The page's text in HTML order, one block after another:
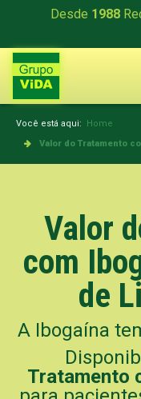
Desde 1988
Você está aqui: Home
Valor do Tratamento
Valor
com
de
A Ibogaína
Tratamento